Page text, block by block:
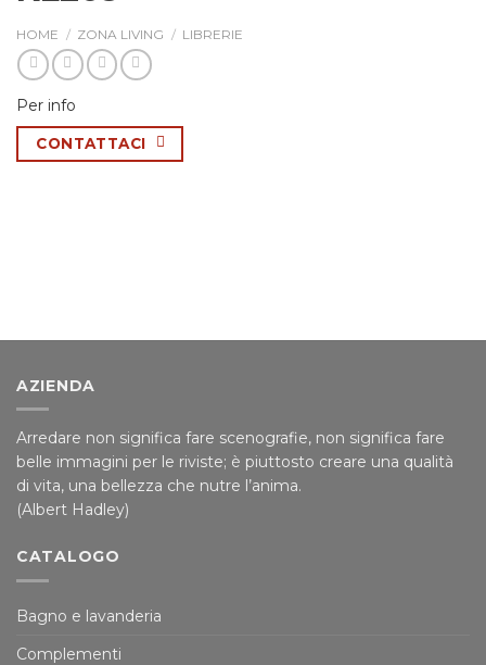
HOME / ZONA LIVING / LIBRERIE
Per info
CONTATTACI
AZIENDA
Arredare non significa fare scenografie, non significa fare
belle immagini per le riviste; è piuttosto creare una qualità
di vita, una bellezza che nutre l’anima.
(Albert Hadley)
CATALOGO
Bagno e lavanderia
Complementi